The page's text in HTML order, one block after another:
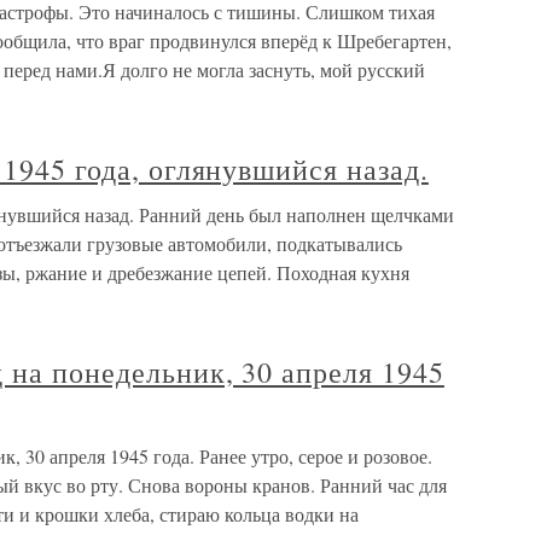
Это начиналось с тишины. Слишком тихая
что враг продвинулся вперёд к Шребегартен,
нами.Я долго не могла заснуть, мой русский
года, оглянувшийся назад.
назад. Ранний день был наполнен щелчками
грузовые автомобили, подкатывались
ржание и дребезжание цепей. Походная кухня
на понедельник, 30 апреля 1945
30 апреля 1945 года. Ранее утро, серое и розовое.
вкус во рту. Снова вороны кранов. Ранний час для
и крошки хлеба, стираю кольца водки на